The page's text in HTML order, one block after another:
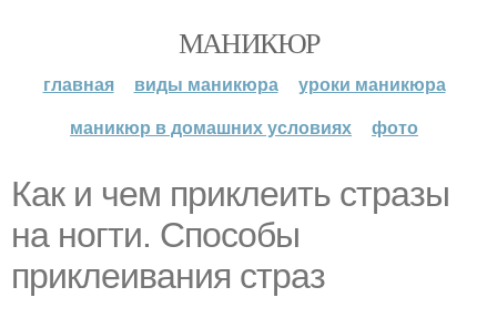
МАНИКЮР
главная виды маникюра
уроки маникюра
маникюр в домашних условиях
фото
Как и чем приклеить стразы
на ногти. Способы
приклеивания страз